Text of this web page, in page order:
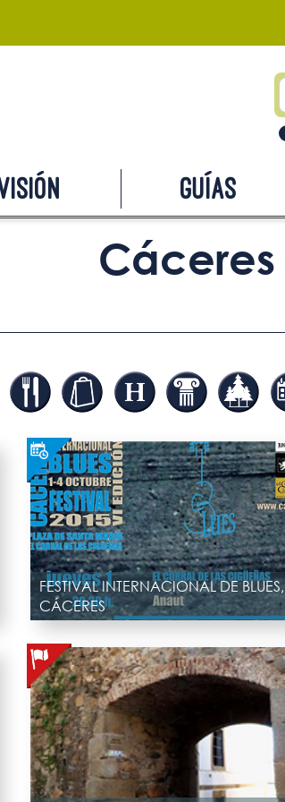
Guías
Cáceres
FESTIVAL INTERNACIONAL DE BLUES,
CÁCERES